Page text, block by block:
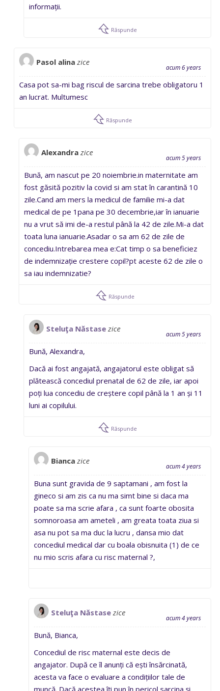
informații.
Răspunde
Pasol alina zice
acum 6 years
Casa pot sa-mi bag riscul de sarcina trebe obligatoru 1
an lucrat. Multumesc
Răspunde
Alexandra zice
acum 5 years
Bună, am nascut pe 20 noiembrie.in maternitate am
fost găsită pozitiv la covid si am stat în carantină 10
zile.Cand am mers la medicul de familie mi-a dat
medical de pe 1pana pe 30 decembrie,iar în ianuarie
nu a vrut să imi de-a restul până la 42 de zile.Mi-a dat
toata luna ianuarie.Asadar o sa am 62 de zile de
concediu.Intrebarea mea e:Cat timp o sa beneficiez
de indemnizație crestere copil?pt aceste 62 de zile o
sa iau indemnizatie?
Răspunde
Steluţa Năstase zice
acum 5 years
Bună, Alexandra,
Dacă ai fost angajată, angajatorul este obligat să
plătească concediul prenatal de 62 de zile, iar apoi
poți lua concediu de creștere copil până la 1 an și 11
luni ai copilului.
Răspunde
Bianca zice
acum 4 years
Buna sunt gravida de 9 saptamani , am fost la
gineco si am zis ca nu ma simt bine si daca ma
poate sa ma scrie afara , ca sunt foarte obosita
somnoroasa am ameteli , am greata toata ziua si
asa nu pot sa ma duc la lucru , dansa mio dat
concediul medical dar cu boala obisnuita (1) de ce
nu mio scris afara cu risc maternal ?,
Steluţa Năstase zice
acum 4 years
Bună, Bianca,
Concediul de risc maternal este decis de
angajator. După ce îl anunți că ești însărcinată,
acesta va face o evaluare a condițiilor tale de